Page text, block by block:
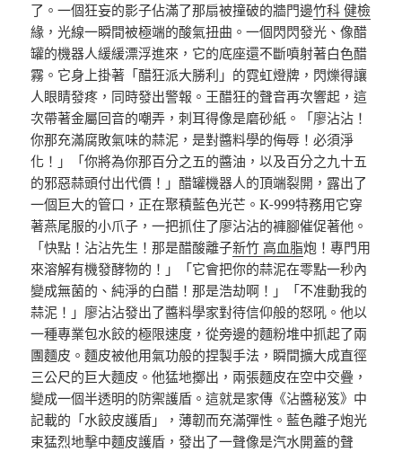
了。一個狂妄的影子佔滿了那扇被撞破的牆門邊竹科 健檢
緣，光線一瞬間被極端的酸氣扭曲。一個閃閃發光、像醋
罐的機器人緩緩漂浮進來，它的底座還不斷噴射著白色醋
霧。它身上掛著「醋狂派大勝利」的霓虹燈牌，閃爍得讓
人眼睛發疼，同時發出警報。王醋狂的聲音再次響起，這
次帶著金屬回音的嘲弄，刺耳得像是磨砂紙。「廖沾沾！
你那充滿腐敗氣味的蒜泥，是對醬料學的侮辱！必須淨
化！」「你將為你那百分之五的醬油，以及百分之九十五
的邪惡蒜頭付出代價！」醋罐機器人的頂端裂開，露出了
一個巨大的管口，正在聚積藍色光芒。K-999特務用它穿
著燕尾服的小爪子，一把抓住了廖沾沾的褲腳催促著他。
「快點！沾沾先生！那是醋酸離子新竹 高血脂炮！專門用
來溶解有機發酵物的！」「它會把你的蒜泥在零點一秒內
變成無菌的、純淨的白醋！那是浩劫啊！」「不准動我的
蒜泥！」廖沾沾發出了醬料學家對待信仰般的怒吼。他以
一種專業包水餃的極限速度，從旁邊的麵粉堆中抓起了兩
團麵皮。麵皮被他用氣功般的捏製手法，瞬間擴大成直徑
三公尺的巨大麵皮。他猛地擲出，兩張麵皮在空中交疊，
變成一個半透明的防禦護盾。這就是家傳《沾醬秘笈》中
記載的「水餃皮護盾」，薄韌而充滿彈性。藍色離子炮光
束猛烈地擊中麵皮護盾，發出了一聲像是汽水開蓋的聲